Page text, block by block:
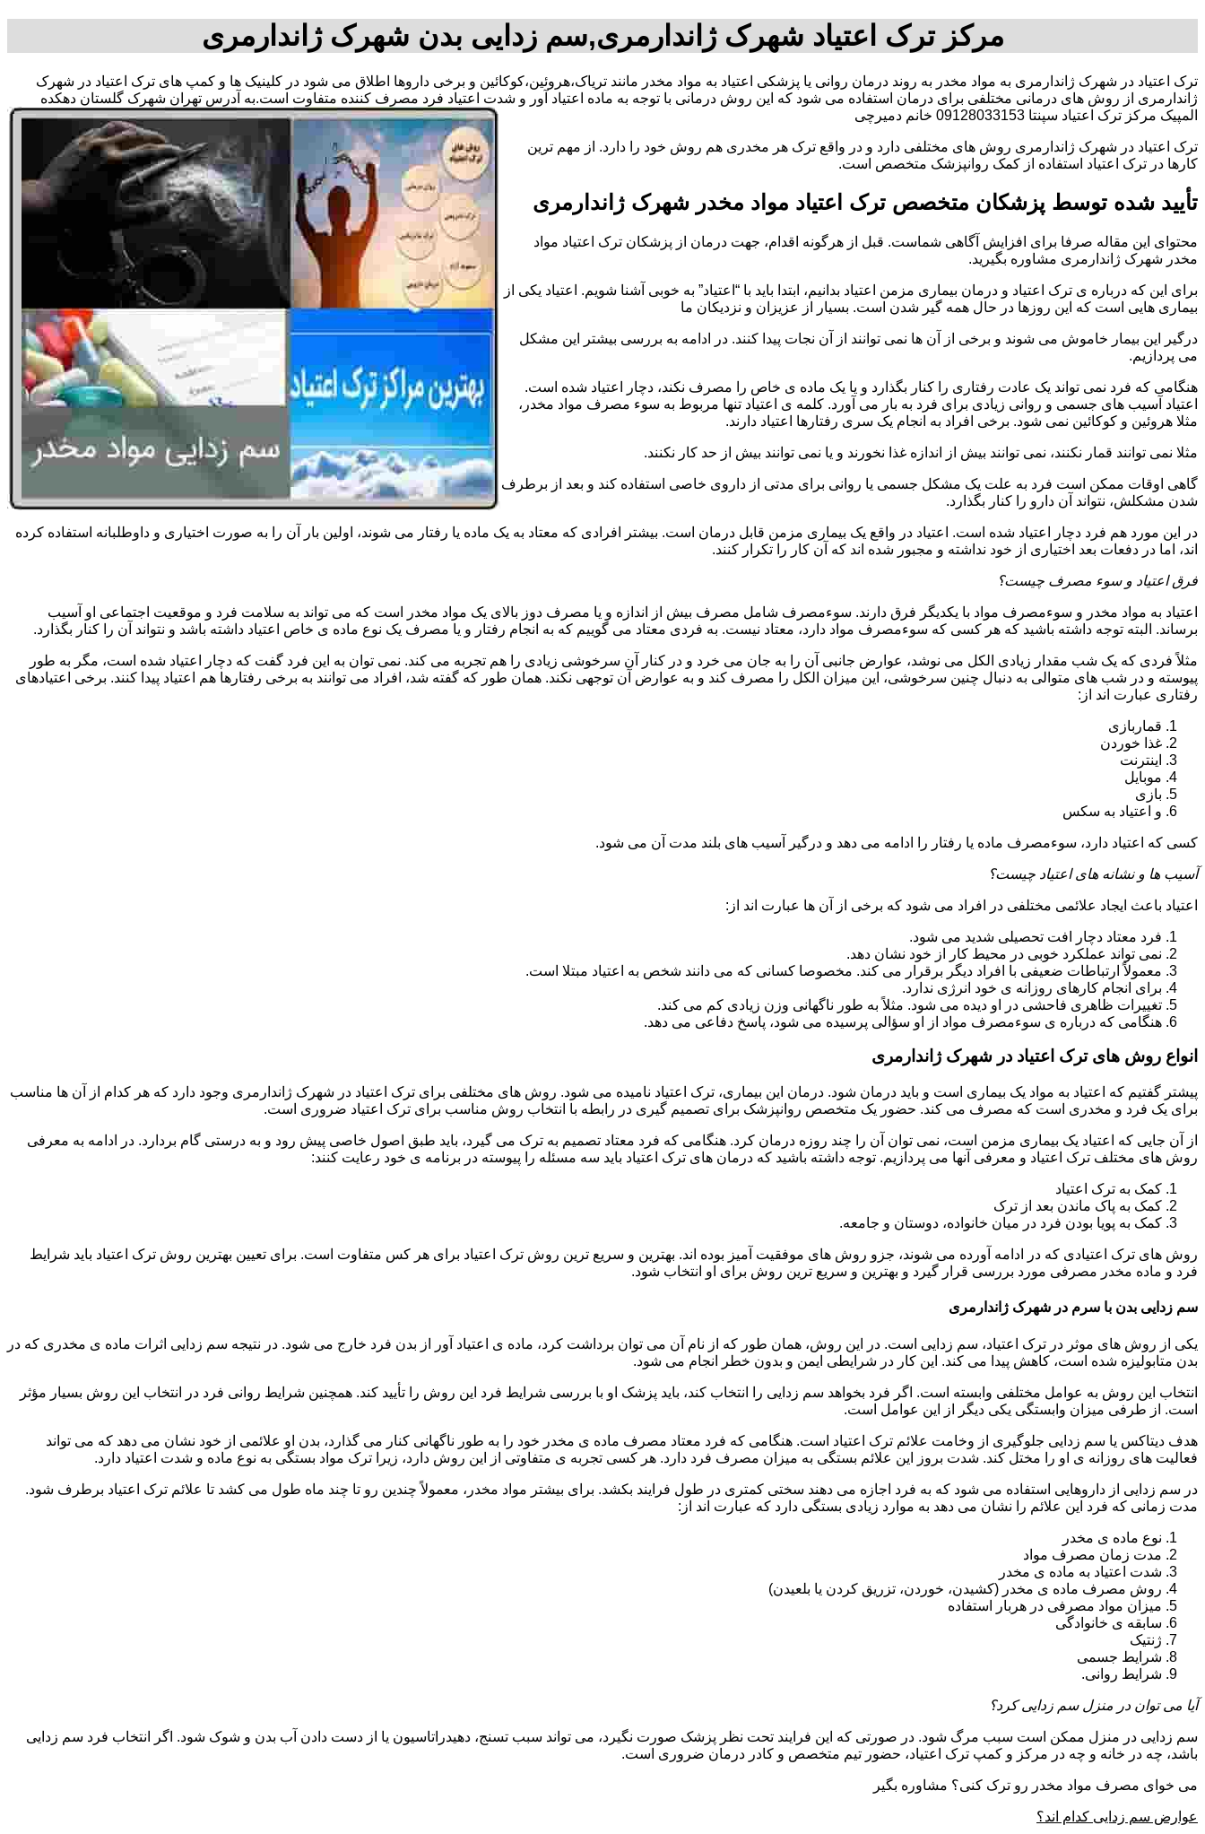
مرکز ترک اعتیاد شهرک ژاندارمری,سم زدایی بدن شهرک ژاندارمری
ترک اعتیاد در شهرک ژاندارمری به مواد مخدر به روند درمان روانی یا پزشکی اعتیاد به مواد مخدر مانند تریاک،هروئین،کوکائین و برخی داروها اطلاق می شود در کلینیک ها و کمپ های ترک اعتیاد در شهرک
ژاندارمری از روش های درمانی مختلفی برای درمان استفاده می شود که این روش درمانی با توجه به ماده اعتیاد آور و شدت اعتیاد فرد مصرف کننده متفاوت است.به آدرس تهران شهرک گلستان دهکده
المپیک مرکز ترک اعتیاد سپنتا 09128033153 خانم دمیرچی
ترک اعتیاد در شهرک ژاندارمری روش های مختلفی دارد و در واقع ترک هر مخدری هم روش خود را دارد. از مهم ترین
کارها در ترک اعتیاد استفاده از کمک روانپزشک متخصص است.
تأیید شده توسط پزشکان متخصص ترک اعتیاد مواد مخدر شهرک ژاندارمری
محتوای این مقاله صرفا برای افزایش آگاهی شماست. قبل از هرگونه اقدام، جهت درمان از پزشکان ترک اعتیاد مواد
مخدر شهرک ژاندارمری مشاوره بگیرید.
برای این که درباره ی ترک اعتیاد و درمان بیماری مزمن اعتیاد بدانیم، ابتدا باید با “اعتیاد” به خوبی آشنا شویم. اعتیاد یکی از
بیماری هایی است که این روزها در حال همه گیر شدن است. بسیار از عزیزان و نزدیکان ما
درگیر این بیمار خاموش می شوند و برخی از آن ها نمی توانند از آن نجات پیدا کنند. در ادامه به بررسی بیشتر این مشکل
می پردازیم.
هنگامی که فرد نمی تواند یک عادت رفتاری را کنار بگذارد و یا یک ماده ی خاص را مصرف نکند، دچار اعتیاد شده است.
اعتیاد آسیب های جسمی و روانی زیادی برای فرد به بار می آورد. کلمه ی اعتیاد تنها مربوط به سوء مصرف مواد مخدر،
مثلا هروئین و کوکائین نمی شود. برخی افراد به انجام یک سری رفتارها اعتیاد دارند.
مثلا نمی توانند قمار نکنند، نمی توانند بیش از اندازه غذا نخورند و یا نمی توانند بیش از حد کار نکنند.
گاهی اوقات ممکن است فرد به علت یک مشکل جسمی یا روانی برای مدتی از داروی خاصی استفاده کند و بعد از برطرف
شدن مشکلش، نتواند آن دارو را کنار بگذارد.
در این مورد هم فرد دچار اعتیاد شده است. اعتیاد در واقع یک بیماری مزمن قابل درمان است. بیشتر افرادی که معتاد به یک ماده یا رفتار می شوند، اولین بار آن را به صورت اختیاری و داوطلبانه استفاده کرده
اند، اما در دفعات بعد اختیاری از خود نداشته و مجبور شده اند که آن کار را تکرار کنند.
فرق اعتیاد و سوء مصرف چیست؟
اعتیاد به مواد مخدر و سوءمصرف مواد با یکدیگر فرق دارند. سوءمصرف شامل مصرف بیش از اندازه و یا مصرف دوز بالای یک مواد مخدر است که می تواند به سلامت فرد و موقعیت اجتماعی او آسیب
برساند. البته توجه داشته باشید که هر کسی که سوءمصرف مواد دارد، معتاد نیست. به فردی معتاد می گوییم که به انجام رفتار و یا مصرف یک نوع ماده ی خاص اعتیاد داشته باشد و نتواند آن را کنار بگذارد.
مثلاً فردی که یک شب مقدار زیادی الکل می نوشد، عوارض جانبی آن را به جان می خرد و در کنار آن سرخوشی زیادی را هم تجربه می کند. نمی توان به این فرد گفت که دچار اعتیاد شده است، مگر به طور
پیوسته و در شب های متوالی به دنبال چنین سرخوشی، این میزان الکل را مصرف کند و به عوارض آن توجهی نکند. همان طور که گفته شد، افراد می توانند به برخی رفتارها هم اعتیاد پیدا کنند. برخی اعتیادهای
رفتاری عبارت اند از:
قماربازی
غذا خوردن
اینترنت
موبایل
بازی
و اعتیاد به سکس
کسی که اعتیاد دارد، سوءمصرف ماده یا رفتار را ادامه می دهد و درگیر آسیب های بلند مدت آن می شود.
آسیب ها و نشانه های اعتیاد چیست؟
اعتیاد باعث ایجاد علائمی مختلفی در افراد می شود که برخی از آن ها عبارت اند از:
فرد معتاد دچار افت تحصیلی شدید می شود.
نمی تواند عملکرد خوبی در محیط کار از خود نشان دهد.
معمولاً ارتباطات ضعیفی با افراد دیگر برقرار می کند. مخصوصا کسانی که می دانند شخص به اعتیاد مبتلا است.
برای انجام کارهای روزانه ی خود انرژی ندارد.
تغییرات ظاهری فاحشی در او دیده می شود. مثلاً به طور ناگهانی وزن زیادی کم می کند.
هنگامی که درباره ی سوءمصرف مواد از او سؤالی پرسیده می شود، پاسخ دفاعی می دهد.
انواع روش های ترک اعتیاد در شهرک ژاندارمری
پیشتر گفتیم که اعتیاد به مواد یک بیماری است و باید درمان شود. درمان این بیماری، ترک اعتیاد نامیده می شود. روش های مختلفی برای ترک اعتیاد در شهرک ژاندارمری وجود دارد که هر کدام از آن ها مناسب
برای یک فرد و مخدری است که مصرف می کند. حضور یک متخصص روانپزشک برای تصمیم گیری در رابطه با انتخاب روش مناسب برای ترک اعتیاد ضروری است.
از آن جایی که اعتیاد یک بیماری مزمن است، نمی توان آن را چند روزه درمان کرد. هنگامی که فرد معتاد تصمیم به ترک می گیرد، باید طبق اصول خاصی پیش رود و به درستی گام بردارد. در ادامه به معرفی
روش های مختلف ترک اعتیاد و معرفی آنها می پردازیم. توجه داشته باشید که درمان های ترک اعتیاد باید سه مسئله را پیوسته در برنامه ی خود رعایت کنند:
کمک به ترک اعتیاد
کمک به پاک ماندن بعد از ترک
کمک به پویا بودن فرد در میان خانواده، دوستان و جامعه.
روش های ترک اعتیادی که در ادامه آورده می شوند، جزو روش های موفقیت آمیز بوده اند. بهترین و سریع ترین روش ترک اعتیاد برای هر کس متفاوت است. برای تعیین بهترین روش ترک اعتیاد باید شرایط
فرد و ماده مخدر مصرفی مورد بررسی قرار گیرد و بهترین و سریع ترین روش برای او انتخاب شود.
سم زدایی بدن با سرم در شهرک ژاندارمری
یکی از روش های موثر در ترک اعتیاد، سم زدایی است. در این روش، همان طور که از نام آن می توان برداشت کرد، ماده ی اعتیاد آور از بدن فرد خارج می شود. در نتیجه سم زدایی اثرات ماده ی مخدری که در
بدن متابولیزه شده است، کاهش پیدا می کند. این کار در شرایطی ایمن و بدون خطر انجام می شود.
انتخاب این روش به عوامل مختلفی وابسته است. اگر فرد بخواهد سم زدایی را انتخاب کند، باید پزشک او با بررسی شرایط فرد این روش را تأیید کند. همچنین شرایط روانی فرد در انتخاب این روش بسیار مؤثر
است. از طرفی میزان وابستگی یکی دیگر از این عوامل است.
هدف دیتاکس یا سم زدایی جلوگیری از وخامت علائم ترک اعتیاد است. هنگامی که فرد معتاد مصرف ماده ی مخدر خود را به طور ناگهانی کنار می گذارد، بدن او علائمی از خود نشان می دهد که می تواند
فعالیت های روزانه ی او را مختل کند. شدت بروز این علائم بستگی به میزان مصرف فرد دارد. هر کسی تجربه ی متفاوتی از این روش دارد، زیرا ترک مواد بستگی به نوع ماده و شدت اعتیاد دارد.
در سم زدایی از داروهایی استفاده می شود که به فرد اجازه می دهند سختی کمتری در طول فرایند بکشد. برای بیشتر مواد مخدر، معمولاً چندین رو تا چند ماه طول می کشد تا علائم ترک اعتیاد برطرف شود.
مدت زمانی که فرد این علائم را نشان می دهد به موارد زیادی بستگی دارد که عبارت اند از:
نوع ماده ی مخدر
مدت زمان مصرف مواد
شدت اعتیاد به ماده ی مخدر
روش مصرف ماده ی مخدر (کشیدن، خوردن، تزریق کردن یا بلعیدن)
میزان مواد مصرفی در هربار استفاده
سابقه ی خانوادگی
ژنتیک
شرایط جسمی
شرایط روانی.
آیا می توان در منزل سم زدایی کرد؟
سم زدایی در منزل ممکن است سبب مرگ شود. در صورتی که این فرایند تحت نظر پزشک صورت نگیرد، می تواند سبب تسنج، دهیدراتاسیون یا از دست دادن آب بدن و شوک شود. اگر انتخاب فرد سم زدایی
باشد، چه در خانه و چه در مرکز و کمپ ترک اعتیاد، حضور تیم متخصص و کادر درمان ضروری است.
می خوای مصرف مواد مخدر رو ترک کنی؟ مشاوره بگیر
عوارض سم زدایی کدام اند؟